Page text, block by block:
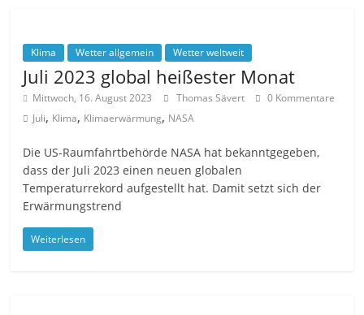
Klima Wetter allgemein Wetter weltweit
Juli 2023 global heißester Monat
Mittwoch, 16. August 2023 Thomas Sävert
0 Kommentare
Juli, Klima, Klimaerwärmung, NASA
Die US-Raumfahrtbehörde NASA hat bekanntgegeben,
dass der Juli 2023 einen neuen globalen
Temperaturrekord aufgestellt hat. Damit setzt sich der
Erwärmungstrend
Weiterlesen